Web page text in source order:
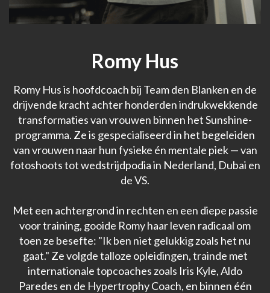
Romy Hus
Romy Hus is hoofdcoach bij Team den Blanken en de
drijvende kracht achter honderden indrukwekkende
transformaties van vrouwen binnen het Sunshine-
programma. Ze is gespecialiseerd in het begeleiden
van vrouwen naar hun fysieke én mentale piek — van
fotoshoots tot wedstrijdpodia in Nederland, Dubai en
de VS.
Met een achtergrond in rechten en een diepe passie
voor training, gooide Romy haar leven radicaal om
toen ze besefte: "Ik ben niet gelukkig zoals het nu
gaat." Ze volgde talloze opleidingen, trainde met
internationale topcoaches zoals Iris Kyle, Aldo
Paredes en de Hypertrophy Coach, en binnen één